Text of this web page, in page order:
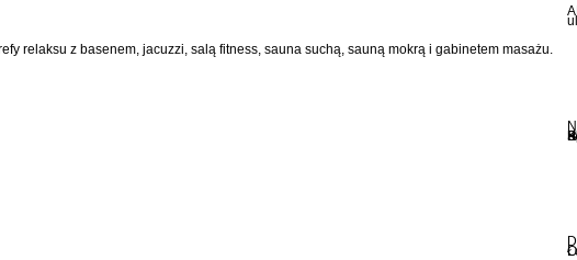
relaksu z basenem, jacuzzi, salą fitness, sauna suchą, sauną mokrą i gabinetem masażu.